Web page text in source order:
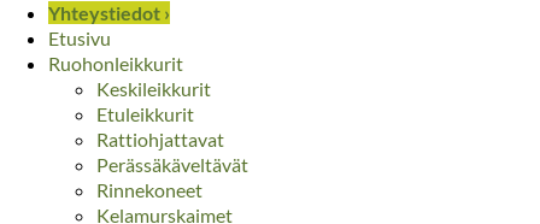
Yhteystiedot ›
Etusivu
Ruohonleikkurit
Keskileikkurit
Etuleikkurit
Rattiohjattavat
Perässäkäveltävät
Rinnekoneet
Kelamurskaimet